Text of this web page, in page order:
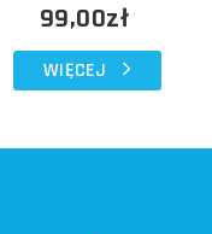
99,00zł
WIĘCEJ